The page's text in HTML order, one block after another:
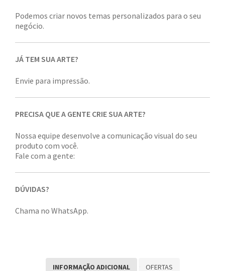
Podemos criar novos temas personalizados para o seu
negócio.
JÁ TEM SUA ARTE?
Envie para impressão.
PRECISA QUE A GENTE CRIE SUA ARTE?
Nossa equipe desenvolve a comunicação visual do seu
produto com você.
Fale com a gente:
DÚVIDAS?
Chama no WhatsApp.
INFORMAÇÃO ADICIONAL OFERTAS